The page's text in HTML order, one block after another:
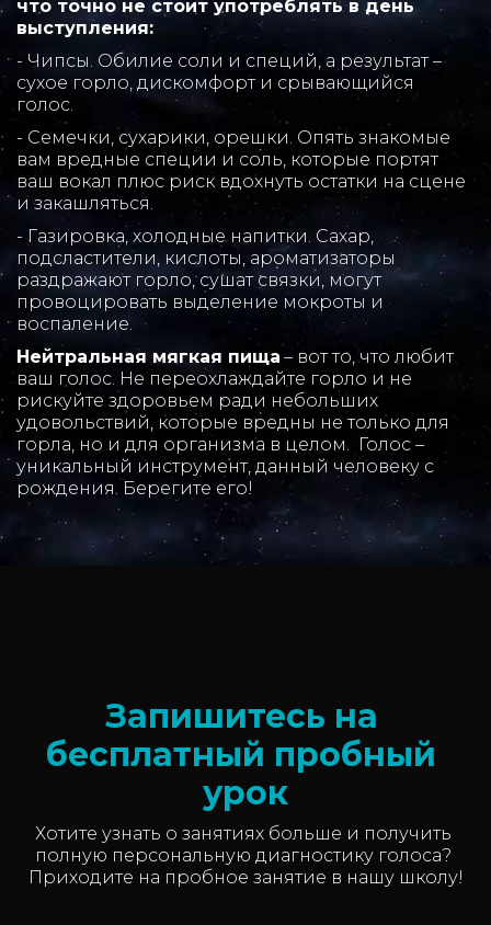
что точно не стоит употреблять в день
выступления:
- Чипсы. Обилие соли и специй, а результат –
сухое горло, дискомфорт и срывающийся
голос.
- Семечки, сухарики, орешки. Опять знакомые
вам вредные специи и соль, которые портят
ваш вокал плюс риск вдохнуть остатки на сцене
и закашляться.
- Газировка, холодные напитки. Сахар,
подсластители, кислоты, ароматизаторы
раздражают горло, сушат связки, могут
провоцировать выделение мокроты и
воспаление.
Нейтральная мягкая пища – вот то, что любит
ваш голос. Не переохлаждайте горло и не
рискуйте здоровьем ради небольших
удовольствий, которые вредны не только для
горла, но и для организма в целом.  Голос –
уникальный инструмент, данный человеку с
рождения. Берегите его!
Запишитесь на
бесплатный пробный
урок
Хотите узнать о занятиях больше и получить
полную персональную диагностику голоса?
Приходите на пробное занятие в нашу школу!